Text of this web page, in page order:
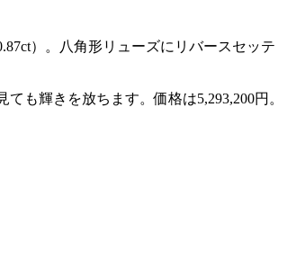
）。八角形リューズにリバースセッテ
も輝きを放ちます。価格は5,293,200円。